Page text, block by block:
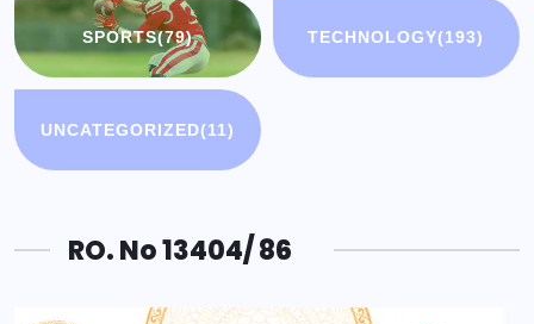
SPORTS(79) TECHNOLOGY(193)
UNCATEGORIZED(11)
RO. No 13404/ 86